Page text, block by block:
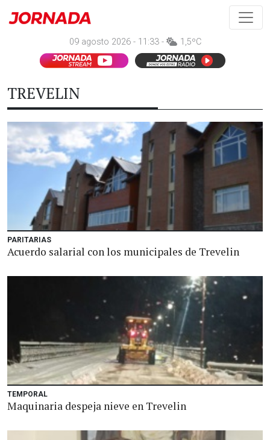
09 agosto 2026 - 11:33 - 1,5ºC
TREVELIN
PARITARIAS
Acuerdo salarial con los municipales de Trevelin
TEMPORAL
Maquinaria despeja nieve en Trevelin